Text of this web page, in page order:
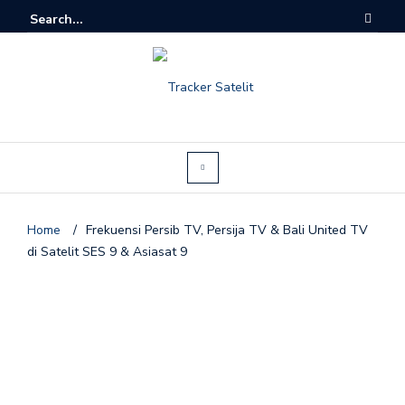
Home / Frekuensi Persib TV, Persija TV & Bali United TV
di Satelit SES 9 & Asiasat 9